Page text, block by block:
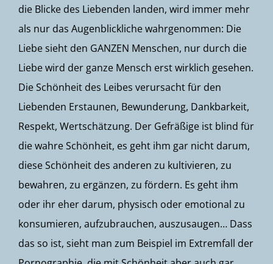
die Blicke des Liebenden landen, wird immer mehr
als nur das Augenblickliche wahrgenommen: Die
Liebe sieht den GANZEN Menschen, nur durch die
Liebe wird der ganze Mensch erst wirklich gesehen.
Die Schönheit des Leibes verursacht für den
Liebenden Erstaunen, Bewunderung, Dankbarkeit,
Respekt, Wertschätzung. Der Gefräßige ist blind für
die wahre Schönheit, es geht ihm gar nicht darum,
diese Schönheit des anderen zu kultivieren, zu
bewahren, zu ergänzen, zu fördern. Es geht ihm
oder ihr eher darum, physisch oder emotional zu
konsumieren, aufzubrauchen, auszusaugen… Dass
das so ist, sieht man zum Beispiel im Extremfall der